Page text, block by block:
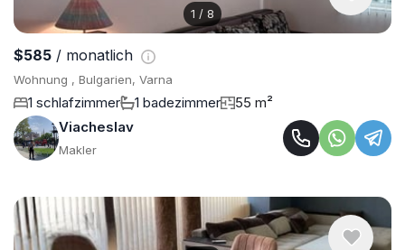
1 / 8
$585 / monatlich
Wohnung , Bulgarien, Varna
1 schlafzimmer 1 badezimmer
55 m²
Viacheslav
Makler